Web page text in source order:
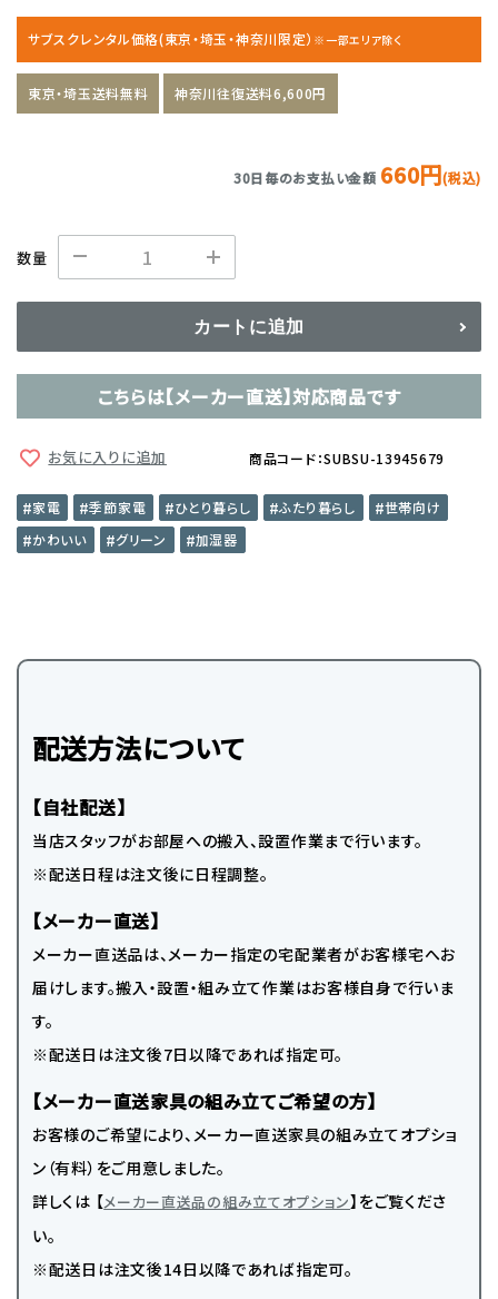
サブスクレンタル価格(東京・埼玉・神奈川限定） ※一部エリア除く
東京・埼玉送料無料 神奈川往復送料6,600円
30日毎のお支払い金額 660円(税込)
数量
カートに追加
こちらは【メーカー直送】対応商品です
お気に入りに追加 商品コード：SUBSU-13945679
家電 季節家電 ひとり暮らし ふたり暮らし
世帯向け
かわいい
グリーン 加湿器
配送方法について
【自社配送】
当店スタッフがお部屋への搬入、設置作業まで行います。
※配送日程は注文後に日程調整。
【メーカー直送】
メーカー直送品は、メーカー指定の宅配業者がお客様宅へお
届けします。搬入・設置・組み立て作業はお客様自身で行いま
す。
※配送日は注文後7日以降であれば指定可。
【メーカー直送家具の組み立てご希望の方】
お客様のご希望により、メーカー直送家具の組み立てオプショ
ン（有料）をご用意しました。
詳しくは 【メーカー直送品の組み立てオプション】をご覧くださ
い。
※配送日は注文後14日以降であれば指定可。